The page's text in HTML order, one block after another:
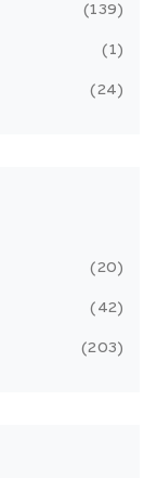
139
1
24
20
42
203